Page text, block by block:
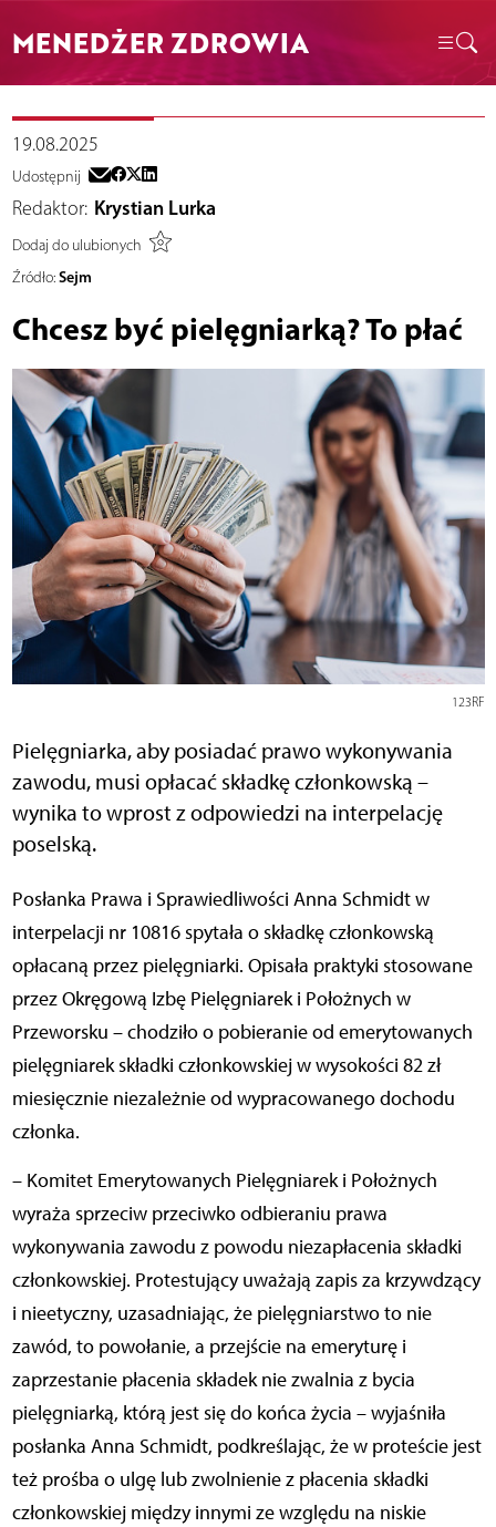
MENEDŻER ZDROWIA
19.08.2025
Udostępnij
Redaktor: Krystian Lurka
Dodaj do ulubionych
Źródło: Sejm
Chcesz być pielęgniarką? To płać
123RF
Pielęgniarka, aby posiadać prawo wykonywania
zawodu, musi opłacać składkę członkowską –
wynika to wprost z odpowiedzi na interpelację
poselską.
Posłanka Prawa i Sprawiedliwości Anna Schmidt w
interpelacji nr 10816 spytała o składkę członkowską
opłacaną przez pielęgniarki. Opisała praktyki stosowane
przez Okręgową Izbę Pielęgniarek i Położnych w
Przeworsku – chodziło o pobieranie od emerytowanych
pielęgniarek składki członkowskiej w wysokości 82 zł
miesięcznie niezależnie od wypracowanego dochodu
członka.
– Komitet Emerytowanych Pielęgniarek i Położnych
wyraża sprzeciw przeciwko odbieraniu prawa
wykonywania zawodu z powodu niezapłacenia składki
członkowskiej. Protestujący uważają zapis za krzywdzący
i nieetyczny, uzasadniając, że pielęgniarstwo to nie
zawód, to powołanie, a przejście na emeryturę i
zaprzestanie płacenia składek nie zwalnia z bycia
pielęgniarką, którą jest się do końca życia – wyjaśniła
posłanka Anna Schmidt, podkreślając, że w proteście jest
też prośba o ulgę lub zwolnienie z płacenia składki
członkowskiej między innymi ze względu na niskie